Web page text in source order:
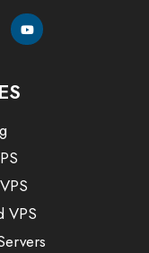
VPS